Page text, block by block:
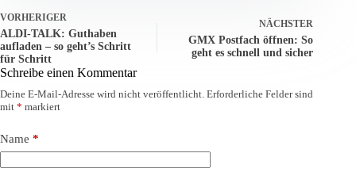
VORHERIGER
ALDI-TALK: Guthaben
aufladen – so geht’s Schritt
für Schritt
NÄCHSTER
GMX Postfach öffnen: So
geht es schnell und sicher
Schreibe einen Kommentar
Deine E-Mail-Adresse wird nicht veröffentlicht. Erforderliche Felder sind
mit * markiert
Name *